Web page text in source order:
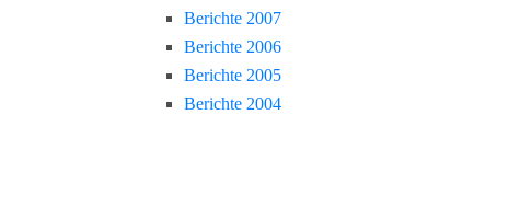
Berichte 2007
Berichte 2006
Berichte 2005
Berichte 2004